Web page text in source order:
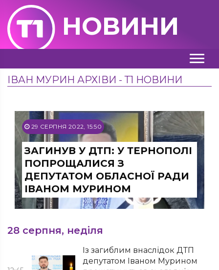
НОВИНИ
ІВАН МУРИН АРХІВИ - Т1 НОВИНИ
29 СЕРПНЯ 2022, 15:50
ЗАГИНУВ У ДТП: У ТЕРНОПОЛІ
ПОПРОЩАЛИСЯ З
ДЕПУТАТОМ ОБЛАСНОЇ РАДИ
ІВАНОМ МУРИНОМ
28 серпня, неділя
Із загиблим внаслідок ДТП
депутатом Іваном Мурином